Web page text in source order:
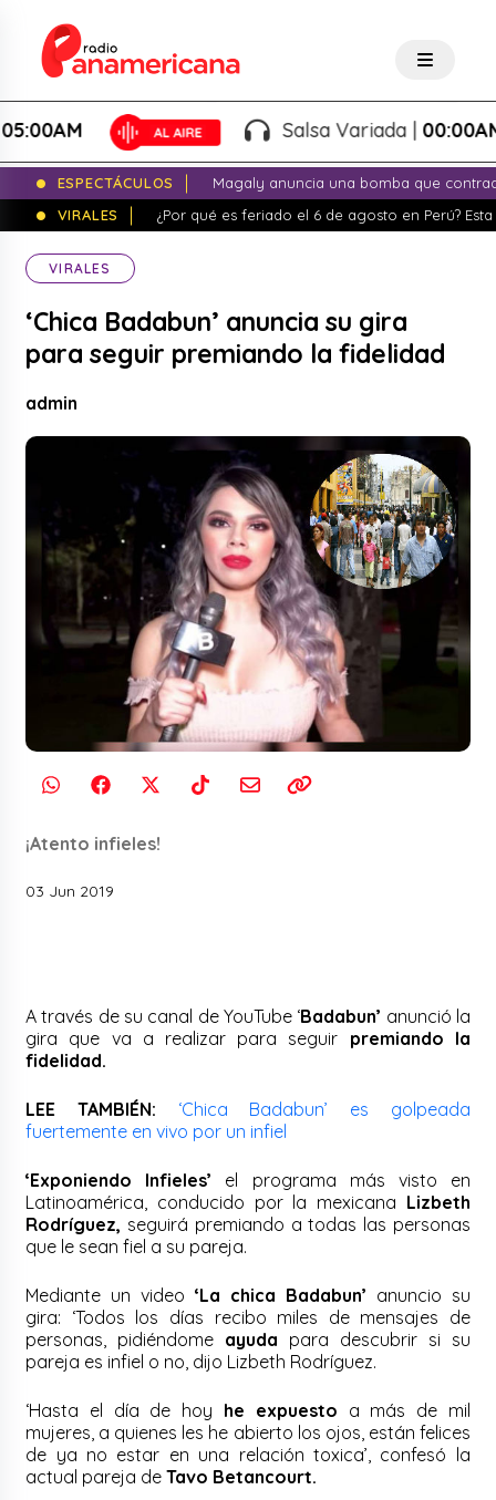
Salsa Variada |00:00AM -
ESPECTÁCULOS
Magaly anuncia una bomba que
VIRALES
¿Por qué es feriado el 6 de agosto en Perú?
VIRALES
‘Chica Badabun’ anuncia su gira
para seguir premiando la fidelidad
admin
¡Atento infieles!
03 Jun 2019
A través de su canal de YouTube ‘Badabun’ anunció la
gira que va a realizar para seguir premiando la
fidelidad.
LEE TAMBIÉN: ‘Chica Badabun’ es golpeada
fuertemente en vivo por un infiel
‘Exponiendo Infieles’ el programa más visto en
Latinoamérica, conducido por la mexicana Lizbeth
Rodríguez, seguirá premiando a todas las personas
que le sean fiel a su pareja.
Mediante un video‘La chica Badabun’ anuncio su
gira: ‘Todos los días recibo miles de mensajes de
personas, pidiéndome ayuda para descubrir si su
pareja es infiel o no, dijo Lizbeth Rodríguez.
‘Hasta el día de hoy he expuesto a más de mil
mujeres, a quienes les he abierto los ojos, están felices
de ya no estar en una relación toxica’, confesó la
actual pareja deTavo Betancourt.